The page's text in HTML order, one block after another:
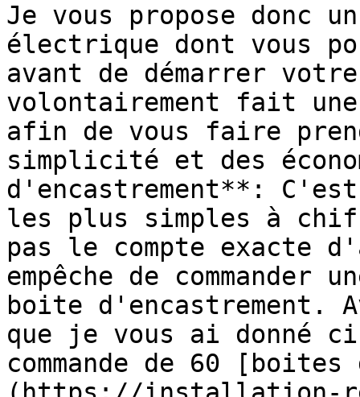
Je vous propose donc
électrique dont vous
avant de démarrer
volontairement fait
afin de vous faire
simplicité et des
d'encastrement**: C'est
les plus simples à
pas le compte exacte
empêche de commander
boite d'encastrement.
que je vous ai donné
commande de 60